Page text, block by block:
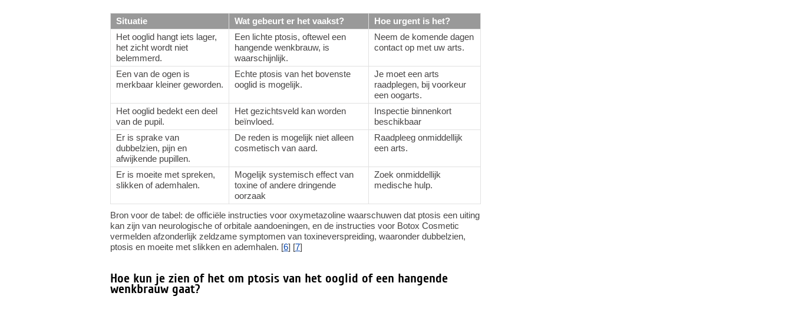
Situatie Wat gebeurt er het vaakst?
Hoe urgent is het?
Het ooglid hangt iets lager,
het zicht wordt niet
belemmerd.
Een lichte ptosis, oftewel een
hangende wenkbrauw, is
waarschijnlijk.
Neem de komende dagen
contact op met uw arts.
Een van de ogen is
merkbaar kleiner geworden.
Echte ptosis van het bovenste
ooglid is mogelijk.
Je moet een arts
raadplegen, bij voorkeur
een oogarts.
Het ooglid bedekt een deel
van de pupil.
Het gezichtsveld kan worden
beïnvloed.
Inspectie binnenkort
beschikbaar
Er is sprake van
dubbelzien, pijn en
afwijkende pupillen.
De reden is mogelijk niet alleen
cosmetisch van aard.
Raadpleeg onmiddellijk
een arts.
Er is moeite met spreken,
slikken of ademhalen.
Mogelijk systemisch effect van
toxine of andere dringende
oorzaak
Zoek onmiddellijk
medische hulp.
Bron voor de tabel: de officiële instructies voor oxymetazoline waarschuwen dat ptosis een uiting
kan zijn van neurologische of orbitale aandoeningen, en de instructies voor Botox Cosmetic
vermelden afzonderlijk zeldzame symptomen van toxineverspreiding, waaronder dubbelzien,
ptosis en moeite met slikken en ademhalen. [6] [7]
Hoe kun je zien of het om ptosis van het ooglid of een hangende
wenkbrauw gaat?